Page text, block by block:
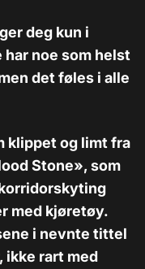
deg kun i
noe som helst
det føles i alle
klippet og limt fra
Stone», som
med kjøretøy.
i nevnte tittel
ikke rart med